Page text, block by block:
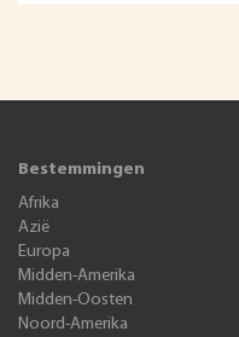
Bestemmingen
Afrika
Azië
Europa
Midden-Amerika
Midden-Oosten
Noord-Amerika